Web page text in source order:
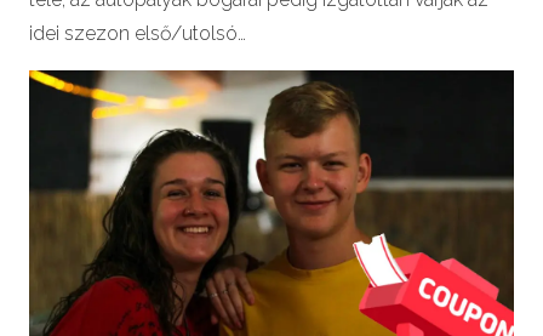
idei szezon első/utolsó…